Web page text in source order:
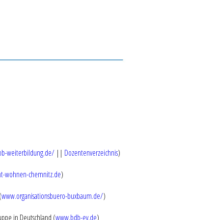
weiterbildung.de/ || Dozentenverzeichnis)
wohnen-chemnitz.de)
www.organisationsbuero-buxbaum.de/)
in Deutschland (www.bdb-ev.de)